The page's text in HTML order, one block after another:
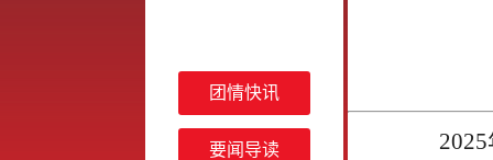
团情快讯
要闻导读